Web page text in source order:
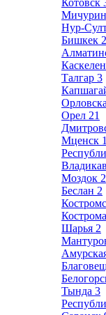
Котовск
Нур-
Бишкек
Каскелен
Талгар 3
Орел 21
Мценск 1
Моздок 2
Беслан 2
Кострома
Шарья 2
Тында 3